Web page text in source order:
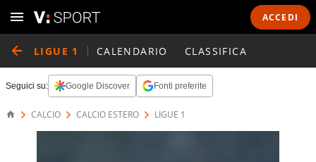
ACCEDI
LIGUE 1 CALENDARIO CLASSIFICA
Seguici su: Google Discover Fonti preferite
CALCIO CALCIO ESTERO LIGUE 1